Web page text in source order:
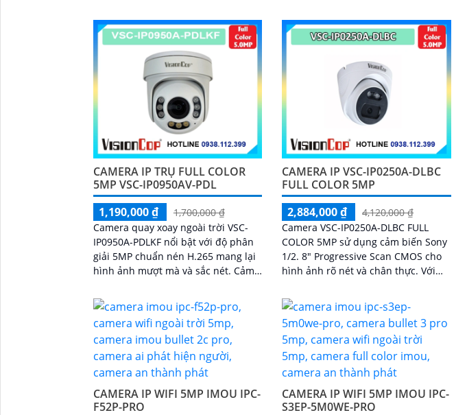
CAMERA IP TRỤ FULL COLOR
5MP VSC-IP0950AV-PDL
1,190,000 ₫
1,700,000 ₫
Camera quay xoay ngoài trời VSC-
IP0950A-PDLKF nổi bật với độ phân
giải 5MP chuẩn nén H.265 mang lại
hình ảnh mượt mà và sắc nét. Cảm
ánh sáng...
CAMERA IP VSC-IP0250A-DLBC
FULL COLOR 5MP
2,884,000 ₫
4,120,000 ₫
Camera VSC-IP0250A-DLBC FULL
COLOR 5MP sử dụng cảm biến Sony
1/2. 8" Progressive Scan CMOS cho
hình ảnh rõ nét và chân thực. Với
zoom quang 4X...
CAMERA IP WIFI 5MP IMOU IPC-
F52P-PRO
CAMERA IP WIFI 5MP IMOU IPC-
S3EP-5M0WE-PRO